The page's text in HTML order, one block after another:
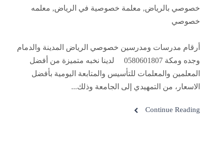
خصوصي بالرياض, معلمة خصوصية في الرياض, معلمه
خصوصي
أرقام مدرسات ومدرسين خصوصي الرياض المدينة والدمام
وجده ومكة 0580601807 لدينا نخبه متميزة من أفضل
المعلمين والمعلمات للتأسيس والمتابعة اليومية بأفضل
الاسعار، من التمهيدي إلى الجامعة وذلك...
Continue Reading